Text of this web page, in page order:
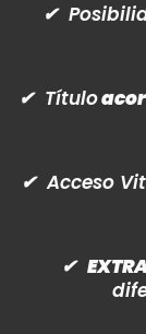
✔
✔ Título
✔ Acceso
✔